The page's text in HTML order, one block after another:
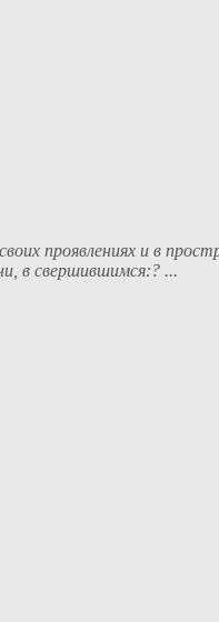
проявлениях и в
в свершившимся:? ...